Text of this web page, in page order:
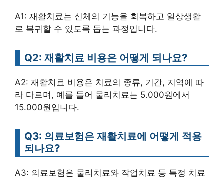
A1: 재활치료는 신체의 기능을 회복하고 일상생활
로 복귀할 수 있도록 돕는 과정입니다.
Q2: 재활치료 비용은 어떻게 되나요?
A2: 재활치료 비용은 치료의 종류, 기간, 지역에 따
라 다르며, 예를 들어 물리치료는 5.000원에서
15.000원입니다.
Q3: 의료보험은 재활치료에 어떻게 적용
되나요?
A3: 의료보험은 물리치료와 작업치료 등 특정 치료